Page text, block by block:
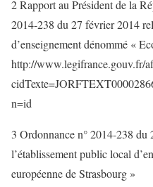
2 Rapport au Président de la
2014-238 du 27 février 2014
d’enseignement dénommé «
http://www.legifrance.gouv.fr/
n=id
3 Ordonnance n° 2014-238 du
l’établissement public local
européenne de Strasbourg »